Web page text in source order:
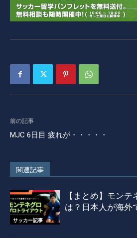
前の記事
MJC 6日目 疲れが・・・・・
関連記事
サッカー記事
【まとめ】モン
は？日本人が海外